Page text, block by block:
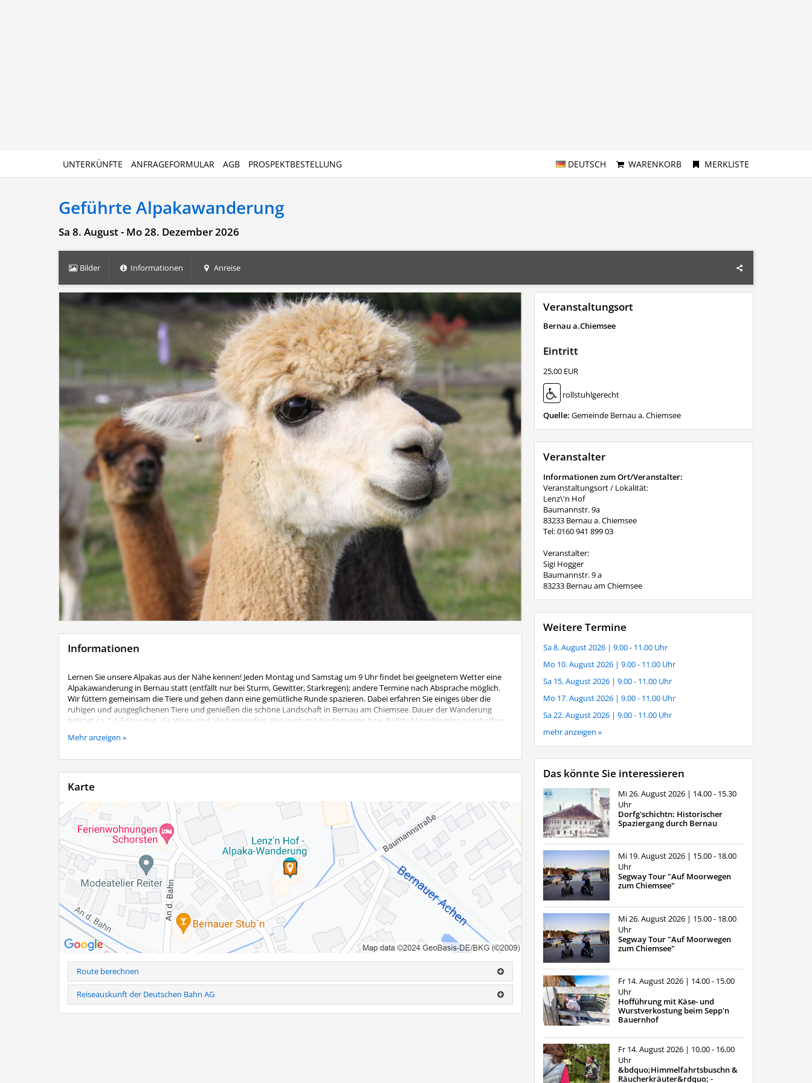
DEUTSCH WARENKORB MERKLISTE
UNTERKÜNFTE ANFRAGEFORMULAR AGB PROSPEKTBESTELLUNG
Geführte Alpakawanderung
Sa 8. August - Mo 28. Dezember 2026
Bilder Informationen Anreise
Informationen
Lernen Sie unsere Alpakas aus der Nähe kennen! Jeden Montag und Samstag um 9 Uhr findet bei geeignetem Wetter eine
Alpakawanderung in Bernau statt (entfällt nur bei Sturm, Gewitter, Starkregen); andere Termine nach Absprache möglich.
Wir füttern gemeinsam die Tiere und gehen dann eine gemütliche Runde spazieren. Dabei erfahren Sie einiges über die
ruhigen und ausgeglichenen Tiere und genießen die schöne Landschaft in Bernau am Chiemsee. Dauer der Wanderung
beträgt ca. 1-1,5 Stunden, die Wege sind alle barrierefrei, also auch mit Kinderwagen bzw. Rollstuhl problemlos zu schaffen.
Kosten:
Begleitpersonen ohne eigenes Alpaka 5,00 €
Kinder bis 12 Jahre nur in Begleitung eines Erwachsenen, Kinder bis 6 Jahre wandern kostenlos mit.
Eine Anmeldung ist unbedingt telefonisch erforderlich:
Lenz´n Hof
Familie Hogger
Baumannstr. 9 a
83233 Bernau am Chiemsee
Tel.: 0160-941 899 03
Hinweis
: Telefonische Anmeldung erforderlich unter Tel.: 0160-94189903
Bei kurzfristiger Stornierung (24h vorher) und Nichterscheinen, wird eine Ausfallrechnung gestellt.
Weitere Infos als PDF
Mehr anzeigen »
Karte
Route berechnen
Reiseauskunft der Deutschen Bahn AG
Veranstaltungsort
Bernau a.Chiemsee
Eintritt
25,00 EUR
rollstuhlgerecht
Quelle: Gemeinde Bernau a. Chiemsee
Veranstalter
Informationen zum Ort/Veranstalter:
Veranstaltungsort / Lokalität:
Lenz\'n Hof
Baumannstr. 9a
83233 Bernau a. Chiemsee
Tel: 0160 941 899 03
Veranstalter:
Sigi Hogger
Baumannstr. 9 a
83233 Bernau am Chiemsee
Weitere Termine
Sa 8. August 2026 | 9.00 - 11.00 Uhr
Mo 10. August 2026 | 9.00 - 11.00 Uhr
Sa 15. August 2026 | 9.00 - 11.00 Uhr
Mo 17. August 2026 | 9.00 - 11.00 Uhr
Sa 22. August 2026 | 9.00 - 11.00 Uhr
mehr anzeigen »
Das könnte Sie interessieren
Mi 26. August 2026 | 14.00 - 15.30
Uhr
Dorfg'schichtn: Historischer
Spaziergang durch Bernau
Mi 19. August 2026 | 15.00 - 18.00
Uhr
Segway Tour "Auf Moorwegen
zum Chiemsee"
Mi 26. August 2026 | 15.00 - 18.00
Uhr
Segway Tour "Auf Moorwegen
zum Chiemsee"
Fr 14. August 2026 | 14.00 - 15.00
Uhr
Hofführung mit Käse- und
Wurstverkostung beim Sepp'n
Bauernhof
Fr 14. August 2026 | 10.00 - 16.00
Uhr
&bdquo;Himmelfahrtsbuschn &
Räucherkräuter&rdquo; -